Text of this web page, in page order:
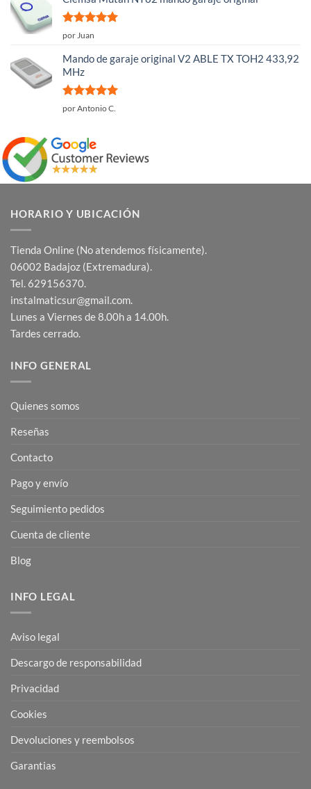
Valorado
por Juan
Mando de garaje original V2 ABLE TX TOH2 433,92
MHz
Valorado
por Antonio C.
HORARIO Y UBICACIÓN
Tienda Online (No atendemos físicamente).
06002 Badajoz (Extremadura).
Tel. 629156370.
instalmaticsur@gmail.com.
Lunes a Viernes de 8.00h a 14.00h.
Tardes cerrado.
INFO GENERAL
Quienes somos
Reseñas
Contacto
Pago y envío
Seguimiento pedidos
Cuenta de cliente
Blog
INFO LEGAL
Aviso legal
Descargo de responsabilidad
Privacidad
Cookies
Devoluciones y reembolsos
Garantias